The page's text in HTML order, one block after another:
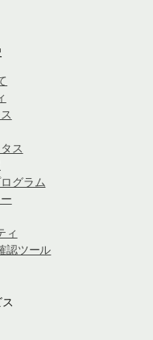
ス
グラム
ィ
認ツール